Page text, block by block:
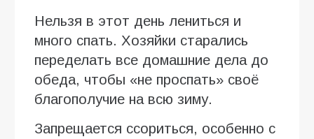
Нельзя в этот день лениться и
много спать. Хозяйки старались
переделать все домашние дела до
обеда, чтобы «не проспать» своё
благополучие на всю зиму.
Запрещается ссориться, особенно с